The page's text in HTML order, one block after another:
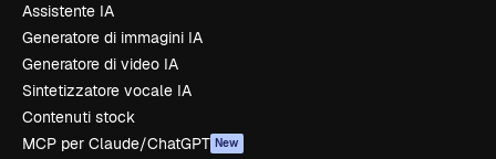
Assistente IA
Generatore di immagini IA
Generatore di video IA
Sintetizzatore vocale IA
Contenuti stock
MCP per Claude/ChatGPT New